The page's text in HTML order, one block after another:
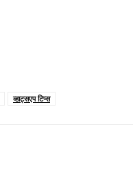
व्हाट्सएप टिप्स